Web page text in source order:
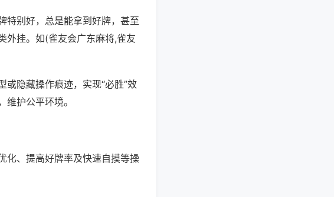
特别好，总是能拿到好牌，甚至
外挂。如(雀友会广东麻将,雀友
或隐藏操作痕迹，实现“必胜”效
护公平环境。
化、提高好牌率及快速自摸等操